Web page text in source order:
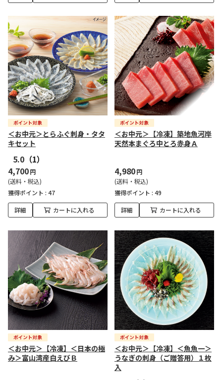
＜お中元＞とらふぐ刺身・タタ
キセット
5.0 （1）
4,700円
(送料・税込)
獲得ポイント : 47
詳細 カートに入れる
＜お中元＞【冷凍】築地魚河岸
天然本まぐろ中とろ赤身Ａ
4,980円
(送料・税込)
獲得ポイント : 49
詳細 カートに入れる
＜お中元＞【冷凍】＜日本の極
み＞富山湾産白えびＢ
＜お中元＞【冷凍】＜魚魚一＞
うなぎの刺身（ご贈答用）１枚
入